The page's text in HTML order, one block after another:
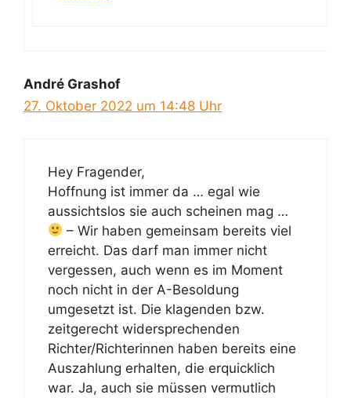
André Grashof
27. Oktober 2022 um 14:48 Uhr
Hey Fragender,
Hoffnung ist immer da … egal wie
aussichtslos sie auch scheinen mag …
– Wir haben gemeinsam bereits viel
erreicht. Das darf man immer nicht
vergessen, auch wenn es im Moment
noch nicht in der A-Besoldung
umgesetzt ist. Die klagenden bzw.
zeitgerecht widersprechenden
Richter/Richterinnen haben bereits eine
Auszahlung erhalten, die erquicklich
war. Ja, auch sie müssen vermutlich